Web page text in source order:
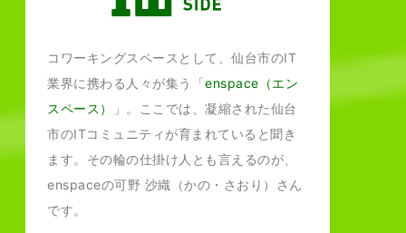
コワーキングスペースとして、仙台市のIT
業界に携わる人々が集う「enspace（エン
スペース）
」。ここでは、凝縮された仙台
市のITコミュニティが育まれていると聞き
ます。その輪の仕掛け人とも言えるのが、
enspaceの可野 沙織（かの・さおり）さん
です。